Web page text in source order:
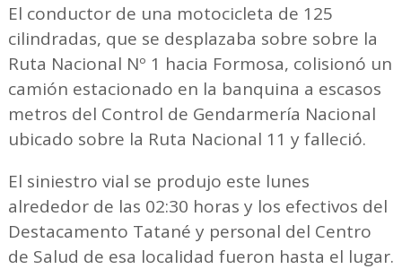
El conductor de una motocicleta de 125
cilindradas, que se desplazaba sobre sobre la
Ruta Nacional Nº 1 hacia Formosa, colisionó un
camión estacionado en la banquina a escasos
metros del Control de Gendarmería Nacional
ubicado sobre la Ruta Nacional 11 y falleció.
El siniestro vial se produjo este lunes
alrededor de las 02:30 horas y los efectivos del
Destacamento Tatané y personal del Centro
de Salud de esa localidad fueron hasta el lugar.